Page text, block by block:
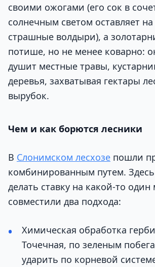
своими ожогами (его сок в
солнечным светом оставляет
страшные волдыри), а
потише, но не менее коварно:
душит местные травы,
деревья, захватывая гектары
вырубок.
Чем и как борются лесники
В Слонимском лесхозе пошли
комбинированным путем. Здесь
делать ставку на какой-то один
совместили два подхода:
Химическая обработка
Точечная, по зеленым
ударить по корневой